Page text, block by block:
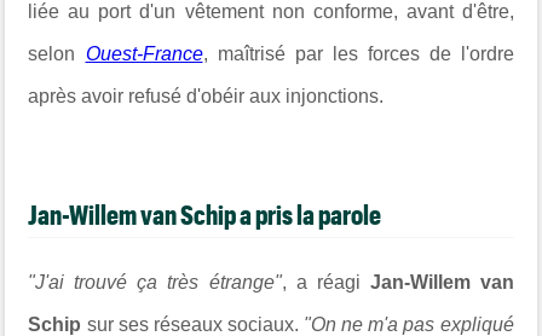
liée au port d'un vêtement non conforme, avant d'être,
selon Ouest-France, maîtrisé par les forces de l'ordre
après avoir refusé d'obéir aux injonctions.
Jan-Willem van Schip a pris la parole
"J'ai trouvé ça très étrange", a réagi Jan-Willem van
Schip sur ses réseaux sociaux. "On ne m'a pas expliqué